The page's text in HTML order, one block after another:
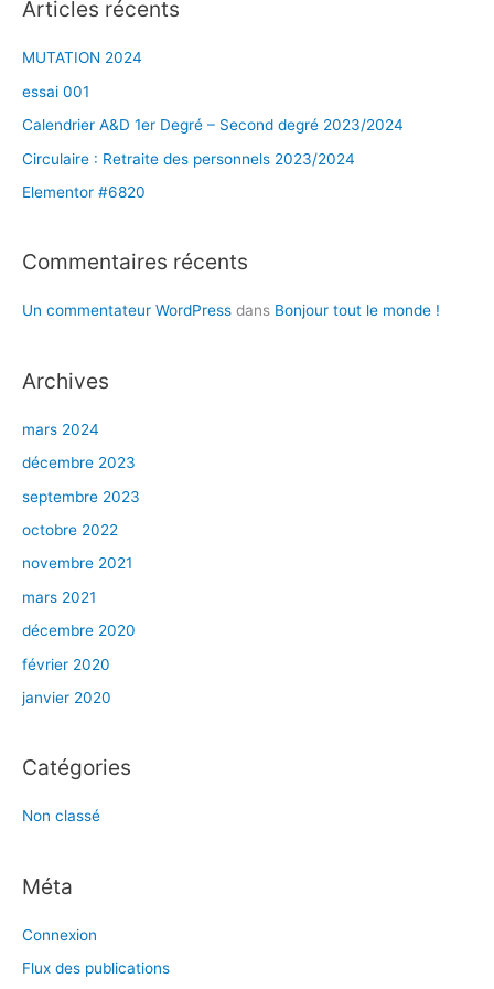
Articles récents
MUTATION 2024
essai 001
Calendrier A&D 1er Degré – Second degré 2023/2024
Circulaire : Retraite des personnels 2023/2024
Elementor #6820
Commentaires récents
Un commentateur WordPress dans Bonjour tout le monde !
Archives
mars 2024
décembre 2023
septembre 2023
octobre 2022
novembre 2021
mars 2021
décembre 2020
février 2020
janvier 2020
Catégories
Non classé
Méta
Connexion
Flux des publications